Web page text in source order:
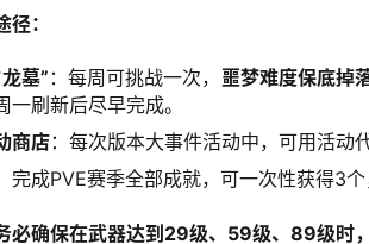
：
墓” ：每周可挑战一次， 噩梦难度保底掉
一刷新后尽早完成。
商店：每次版本大事件活动中，可用活动
完成PVE赛季全部成就，可一次性获得3个
必确保在武器达到29级、59级、89级时